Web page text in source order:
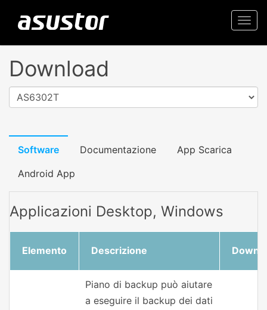
Download
AS6302T
Software Documentazione
App Scarica
Android App
Applicazioni Desktop, Windows
Elemento Descrizione
Piano di backup può aiutare
a eseguire il backup dei dati